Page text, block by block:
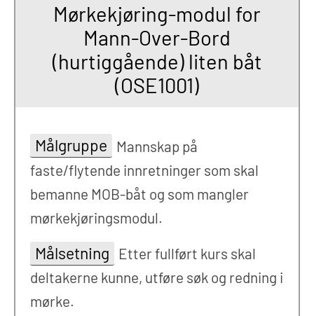
Mørkekjøring-modul for
Mann-Over-Bord
(hurtiggående) liten båt
(OSE1001)
Målgruppe
Mannskap på
faste/flytende innretninger som skal
bemanne MOB-båt og som mangler
mørkekjøringsmodul.
Målsetning
Etter fullført kurs skal
deltakerne kunne, utføre søk og redning i
mørke.